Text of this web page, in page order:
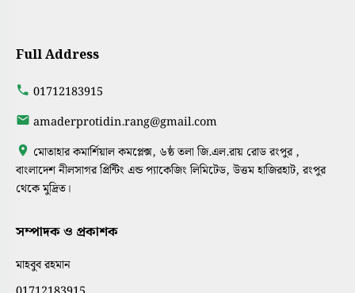
Full Address
01712183915
amaderprotidin.rang@gmail.com
মোতাহার কমার্শিয়াল কমপ্লেক্স, ৬ষ্ঠ তলা জি.এল.রায় রোড রংপুর ,
বাংলাদেশ নীলসাগর প্রিন্টিং এন্ড প্যাকেজিং লিমিটেড, উত্তম হাজিরহাট, রংপুর
থেকে মুদ্রিত।
সম্পাদক ও প্রকাশক
মাহবুব রহমান